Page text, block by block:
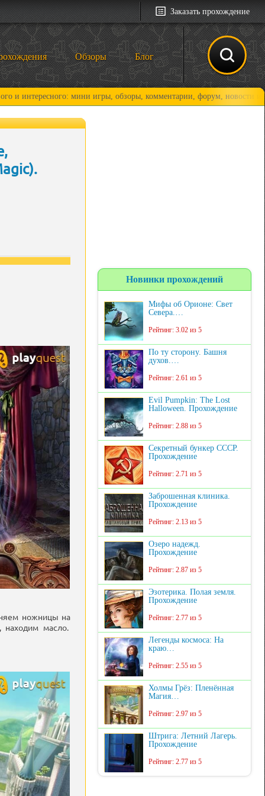
Заказать прохождение
Обзоры Блог
игры, обзоры, комментарии, форум, новости и, конечно,
ножницы на
масло.
Новинки прохождений
Мифы об Орионе: Свет
Севера.…
Рейтинг: 3.02 из 5
По ту сторону. Башня
духов.…
Рейтинг: 2.61 из 5
Evil Pumpkin: The Lost
Halloween. Прохождение
Рейтинг: 2.88 из 5
Секретный бункер СССР.
Прохождение
Рейтинг: 2.71 из 5
Заброшенная клиника.
Прохождение
Рейтинг: 2.13 из 5
Озеро надежд.
Прохождение
Рейтинг: 2.87 из 5
Эзотерика. Полая земля.
Прохождение
Рейтинг: 2.77 из 5
Легенды космоса: На
краю…
Рейтинг: 2.55 из 5
Холмы Грёз: Пленённая
Магия…
Рейтинг: 2.97 из 5
Штрига: Летний Лагерь.
Прохождение
Рейтинг: 2.77 из 5